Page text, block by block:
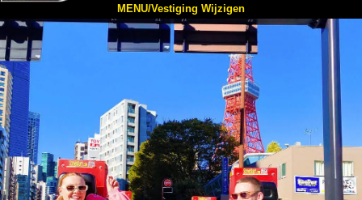
MENU/Vestiging Wijzigen
TOP
Over Ons Specificaties
Bereikbaarheid Veelgestelde Vragen
Reserveren
Vestiging Wijzigen
Tokio Shinagawa Tokio Akihabara#1
Tokio Akihabara#2 Tokio Shibuya